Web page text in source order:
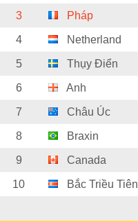
3 Pháp
4 Netherland
5 Thụy Điển
6 Anh
7 Châu Úc
8 Braxin
9 Canada
10 Bắc Triều Tiên